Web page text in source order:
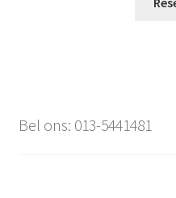
Bel ons: 013-5441481